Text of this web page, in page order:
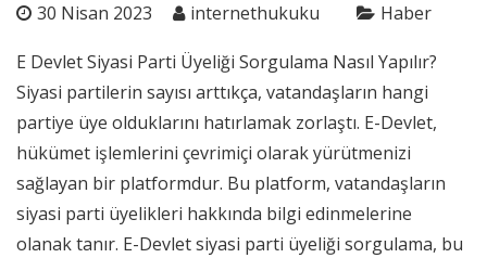
30 Nisan 2023 internethukuku Haber
E Devlet Siyasi Parti Üyeliği Sorgulama Nasıl Yapılır?
Siyasi partilerin sayısı arttıkça, vatandaşların hangi
partiye üye olduklarını hatırlamak zorlaştı. E-Devlet,
hükümet işlemlerini çevrimiçi olarak yürütmenizi
sağlayan bir platformdur. Bu platform, vatandaşların
siyasi parti üyelikleri hakkında bilgi edinmelerine
olanak tanır. E-Devlet siyasi parti üyeliği sorgulama, bu